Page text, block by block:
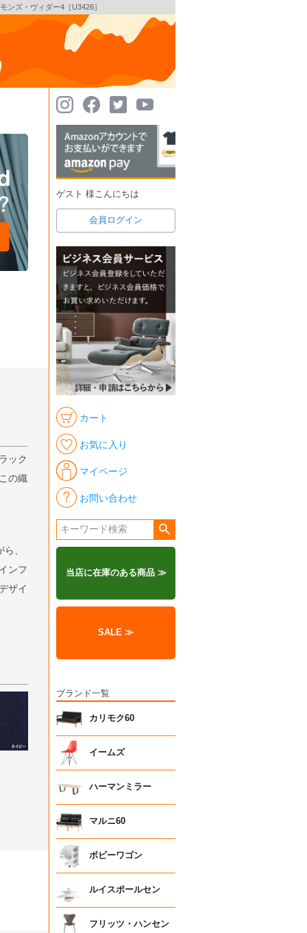
ンズ・ヴィダー4［U3426］
ック
の織
、
ンフ
ザイ
ゲスト 様こんにちは
会員ログイン
カート
お気に入り
マイページ
お問い合わせ
当店に在庫のある商品 ≫
SALE ≫
ブランド一覧
カリモク60
イームズ
ハーマンミラー
マルニ60
ボビーワゴン
ルイスポールセン
フリッツ・ハンセン